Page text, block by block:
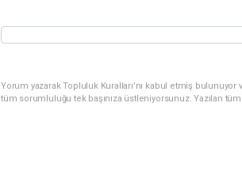
Yorum yazarak Topluluk Kuralları’nı kabul etmiş
tüm sorumluluğu tek başınıza üstleniyorsunuz. Yazılan